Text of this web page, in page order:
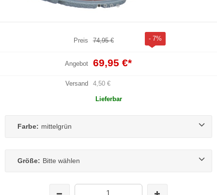
Preis 74,95 € - 7%
Angebot 69,95 €*
Versand 4,50 €
Lieferbar
Farbe: mittelgrün
Größe: Bitte wählen